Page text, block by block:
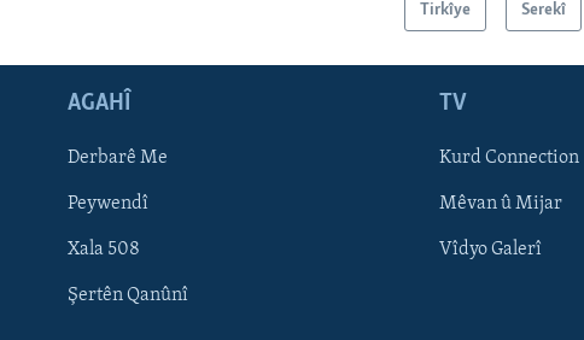
FOLLOW US
Zimanên Din
Tirkîye Serekî
AGAHÎ
Derbarê Me
Peywendî
Xala 508
Şertên Qanûnî
TV
Kurd Connection
Mêvan û Mijar
Vîdyo Galerî